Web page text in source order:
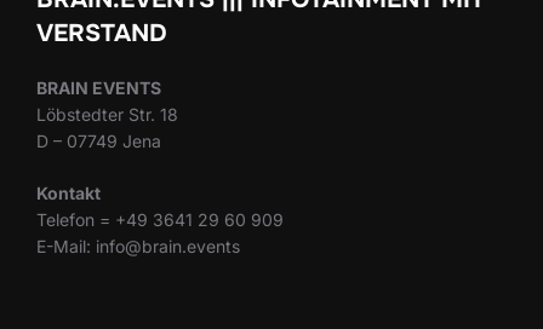
VERSTAND
BRAIN EVENTS
Löbstedter Str. 18
D – 07749 Jena
Kontakt
Telefon = +49 3641 29 60 909
E-Mail: info@brain.events